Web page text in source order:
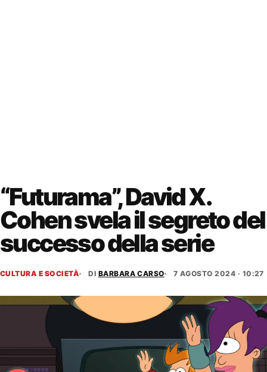
“Futurama”, David X.
Cohen svela il segreto del
successo della serie
CULTURA E SOCIETÀ DI BARBARA CARSO 7 AGOSTO 2024 · 10:27